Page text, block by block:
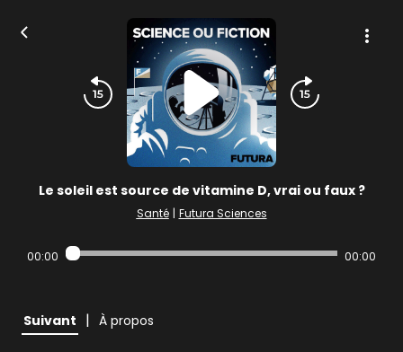
Le soleil est source de vitamine D, vrai ou faux ?
Santé | Futura Sciences
00:00 00:00
Suivant | À propos